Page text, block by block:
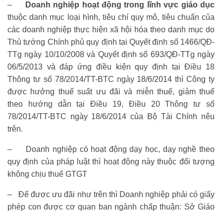
–
Doanh nghiệp hoạt động trong lĩnh vực giáo dục
thuộc danh mục loại hình, tiêu chí quy mô, tiêu chuẩn của
các doanh nghiệp thực hiện xã hội hóa theo danh mục do
Thủ tướng Chính phủ quy định tại Quyết định số 1466/QĐ-
TTg ngày 10/10/2008 và Quyết định số 693/QĐ-TTg ngày
06/5/2013 và đáp ứng điều kiện quy định tại Điều 18
Thông tư số 78/2014/TT-BTC ngày 18/6/2014 thì Công ty
được hưởng thuế suất ưu đãi và miễn thuế, giảm thuế
theo hướng dẫn tại Điều 19, Điều 20 Thông tư số
78/2014/TT-BTC ngày 18/6/2014 của Bộ Tài Chính nêu
trên.
– Doanh nghiệp có hoạt động dạy học, dạy nghề theo
quy định của pháp luật thì hoạt động này thuộc đối tượng
không chịu thuế GTGT
– Để được ưu đãi như trên thì Doanh nghiệp phải có giấy
phép con được cơ quan ban ngành chấp thuận: Sở Giáo